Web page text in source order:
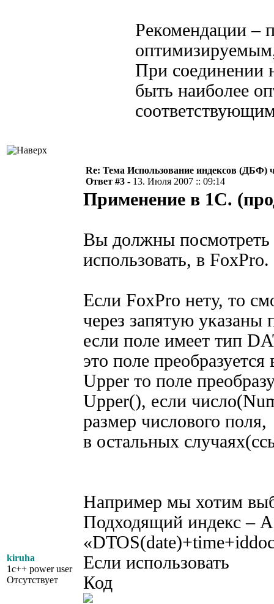
Рекомендации –
При соединении
быть наиболее
kiruha
1c++ power user
Отсутствует
Re: Тема Использование индексов (ДБФ)
Ответ #3 - 13. Июля 2007 :: 09:14
Применение в 1С.
Вы должны посмотреть
использовать, в FoxPro.
Если FoxPro нету, то
через запятую
если поле имеет тип
это поле
Upper то поле
Upper(), если
размер числового поля,
в остальных
Например мы хотим
Подходящий индекс –
Если использовать
Код